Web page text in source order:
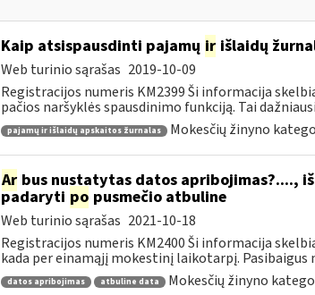
Kaip atsispausdinti pajamų irišlaidų
Web turinio sąrašas 2019-10-09
Registracijos numeris KM2399 Ši informacija
pačios naršyklės spausdinimo funkciją. Tai
pajamų ir išlaidų apskaitos žurnalas Mokesčių žinyno
Arbus nustatytas datos apribojimas?....,
padaryti po pusmečio atbuline
Web turinio sąrašas 2021-10-18
Registracijos numeris KM2400 Ši informacija
kada per einamąjį mokestinį laikotarpį.
datos apribojimas atbuline data Mokesčių žinyno